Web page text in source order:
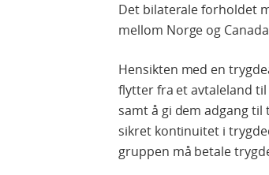
Det bilaterale forholdet
mellom Norge og
Hensikten med en
flytter fra et avtaleland
samt å gi dem adgang
sikret kontinuitet i
gruppen må betale